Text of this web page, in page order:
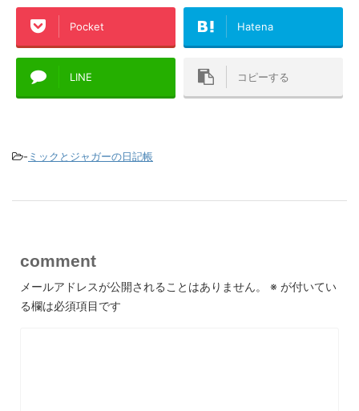
Pocket Hatena
LINE コピーする
- ミックとジャガーの日記帳
comment
メールアドレスが公開されることはありません。 ※ が付いてい
る欄は必須項目です